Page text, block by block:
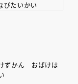
ずかん おばけは